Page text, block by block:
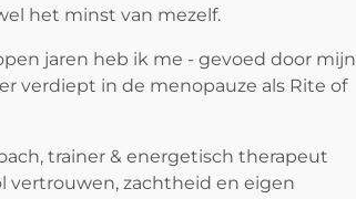
het minst van mezelf.
jaren heb ik me - gevoed door mijn
verdiept in de menopauze als Rite of
trainer & energetisch therapeut
vertrouwen, zachtheid en eigen